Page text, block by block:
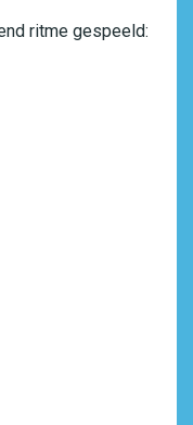
ritme gespeeld: